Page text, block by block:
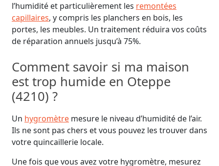
l’humidité et particulièrement les remontées
capillaires, y compris les planchers en bois, les
portes, les meubles. Un traitement réduira vos coûts
de réparation annuels jusqu’à 75%.
Comment savoir si ma maison
est trop humide en Oteppe
(4210) ?
Un hygromètre mesure le niveau d’humidité de l’air.
Ils ne sont pas chers et vous pouvez les trouver dans
votre quincaillerie locale.
Une fois que vous avez votre hygromètre, mesurez